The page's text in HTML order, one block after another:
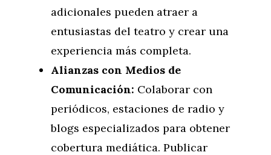
adicionales pueden atraer a
entusiastas del teatro y crear una
experiencia más completa.
Alianzas con Medios de
Comunicación: Colaborar con
periódicos, estaciones de radio y
blogs especializados para obtener
cobertura mediática. Publicar